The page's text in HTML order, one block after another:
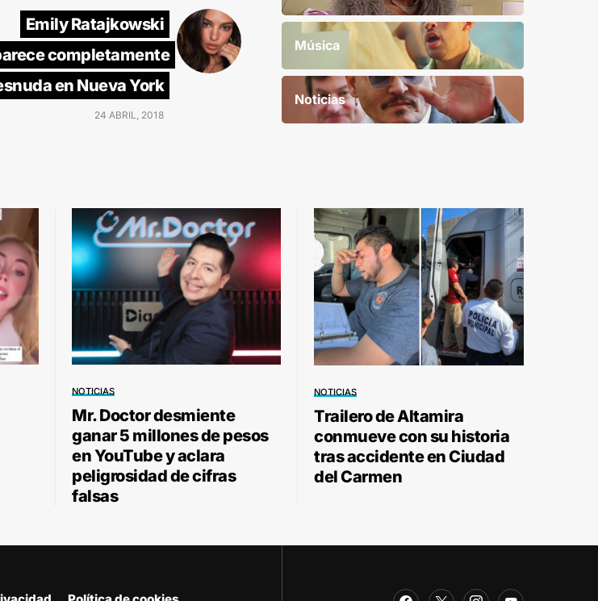
Emily Ratajkowski
completamente
en Nueva York
24 ABRIL, 2018
Música
Noticias
NOTICIAS
Mr. Doctor desmiente
ganar 5 millones de pesos
en YouTube y aclara
peligrosidad de cifras
falsas
NOTICIAS
Trailero de Altamira
conmueve con su historia
tras accidente en Ciudad
del Carmen